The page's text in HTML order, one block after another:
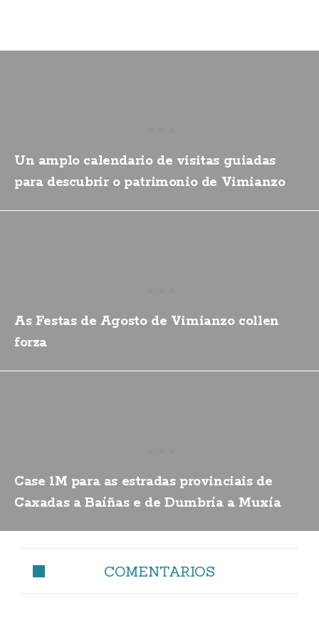
Un amplo calendario de visitas guiadas
para descubrir o patrimonio de Vimianzo
As Festas de Agosto de Vimianzo collen
forza
Case 1M para as estradas provinciais de
Caxadas a Baíñas e de Dumbría a Muxía
COMENTARIOS